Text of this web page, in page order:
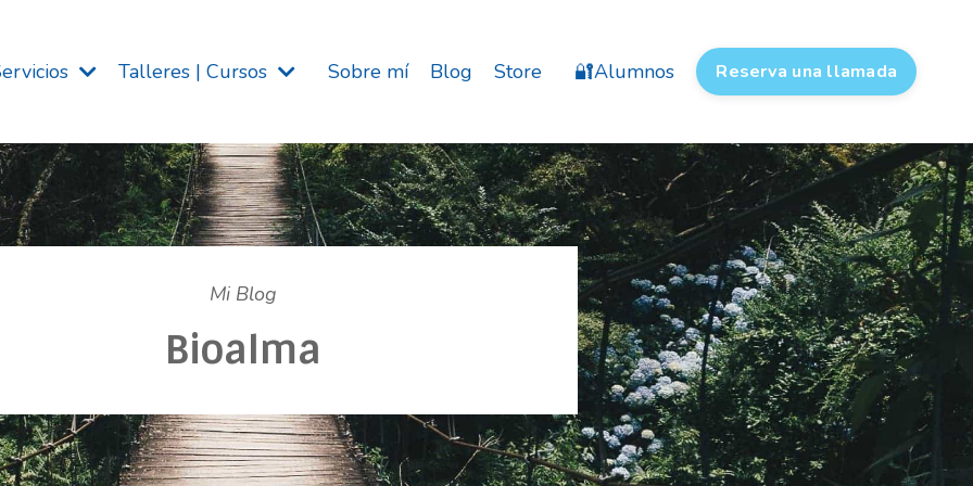
Talleres | Cursos Sobre mí Blog Store 🔐Alumnos Reserva una llamada
Mi Blog
Bioalma